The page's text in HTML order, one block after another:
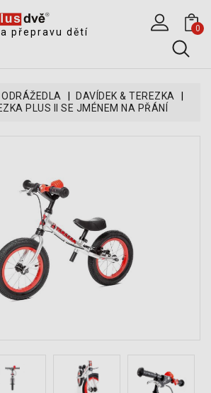
přepravu dětí 0
DAVÍDEK & TEREZKA
PLUS II SE JMÉNEM NA PŘÁNÍ